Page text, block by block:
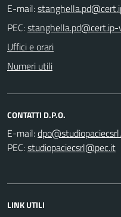
E-mail:
PEC:
Uffici e orari
Numeri utili
CONTATTI D.P.O.
E-mail:
PEC:
LINK UTILI